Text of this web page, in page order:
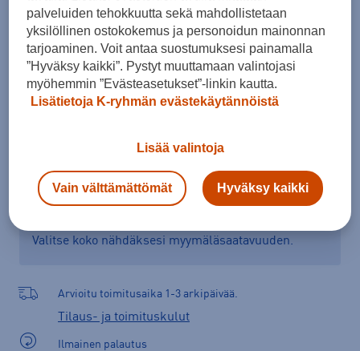
Kokotaulukko
Lisää ostoskoriin
Verkkokauppa: SaatavillaMyymälät: Saatavilla
Valitse koko nähdäksesi myymäläsaatavuuden.
Arvioitu toimitusaika 1-3 arkipäivää.
Tilaus- ja toimituskulut
Ilmainen palautus
palveluiden tehokkuutta sekä mahdollistetaan
yksilöllinen ostokokemus ja personoidun mainonnan
tarjoaminen. Voit antaa suostumuksesi painamalla
”Hyväksy kaikki”. Pystyt muuttamaan valintojasi
myöhemmin ”Evästeasetukset”-linkin kautta.
Lisätietoja K-ryhmän evästekäytännöistä
Lisää valintoja
Vain välttämättömät Hyväksy kaikki